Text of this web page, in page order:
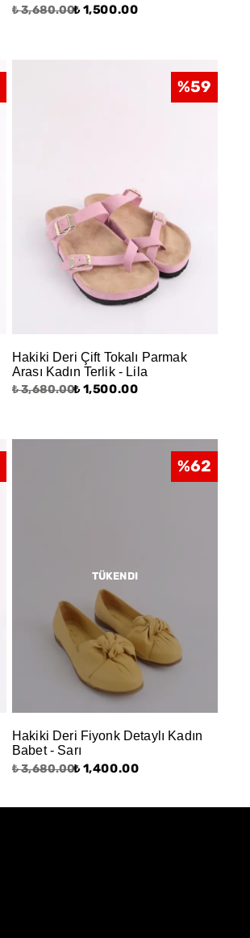
₺ 3,680.00₺ 1,500.00
Hakiki Deri Çift Tokalı Parmak
Arası Kadın Terlik - Lila
₺ 3,680.00₺ 1,500.00
%59
TÜKENDI
Hakiki Deri Fiyonk Detaylı Kadın
Babet - Sarı
₺ 3,680.00₺ 1,400.00
%62